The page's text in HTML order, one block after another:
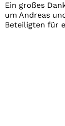
Ein großes
um Andreas
Beteiligten für